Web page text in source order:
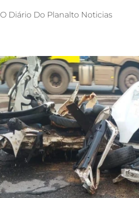
O Diário Do Planalto Noticias